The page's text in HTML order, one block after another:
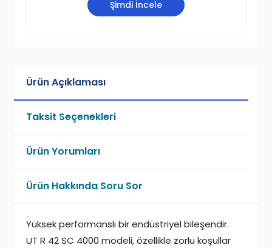
Şimdi İncele
Ürün Açıklaması
Taksit Seçenekleri
Ürün Yorumları
Ürün Hakkında Soru Sor
Yüksek performanslı bir endüstriyel bileşendir.
UT R 42 SC 4000 modeli, özellikle zorlu koşullar